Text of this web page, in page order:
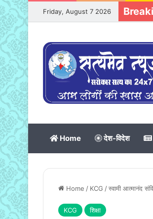
Friday, August 7 2026
Home देश-विदेश
Home / KCG /स्वामी आत्मानंद
KCG शिक्षा